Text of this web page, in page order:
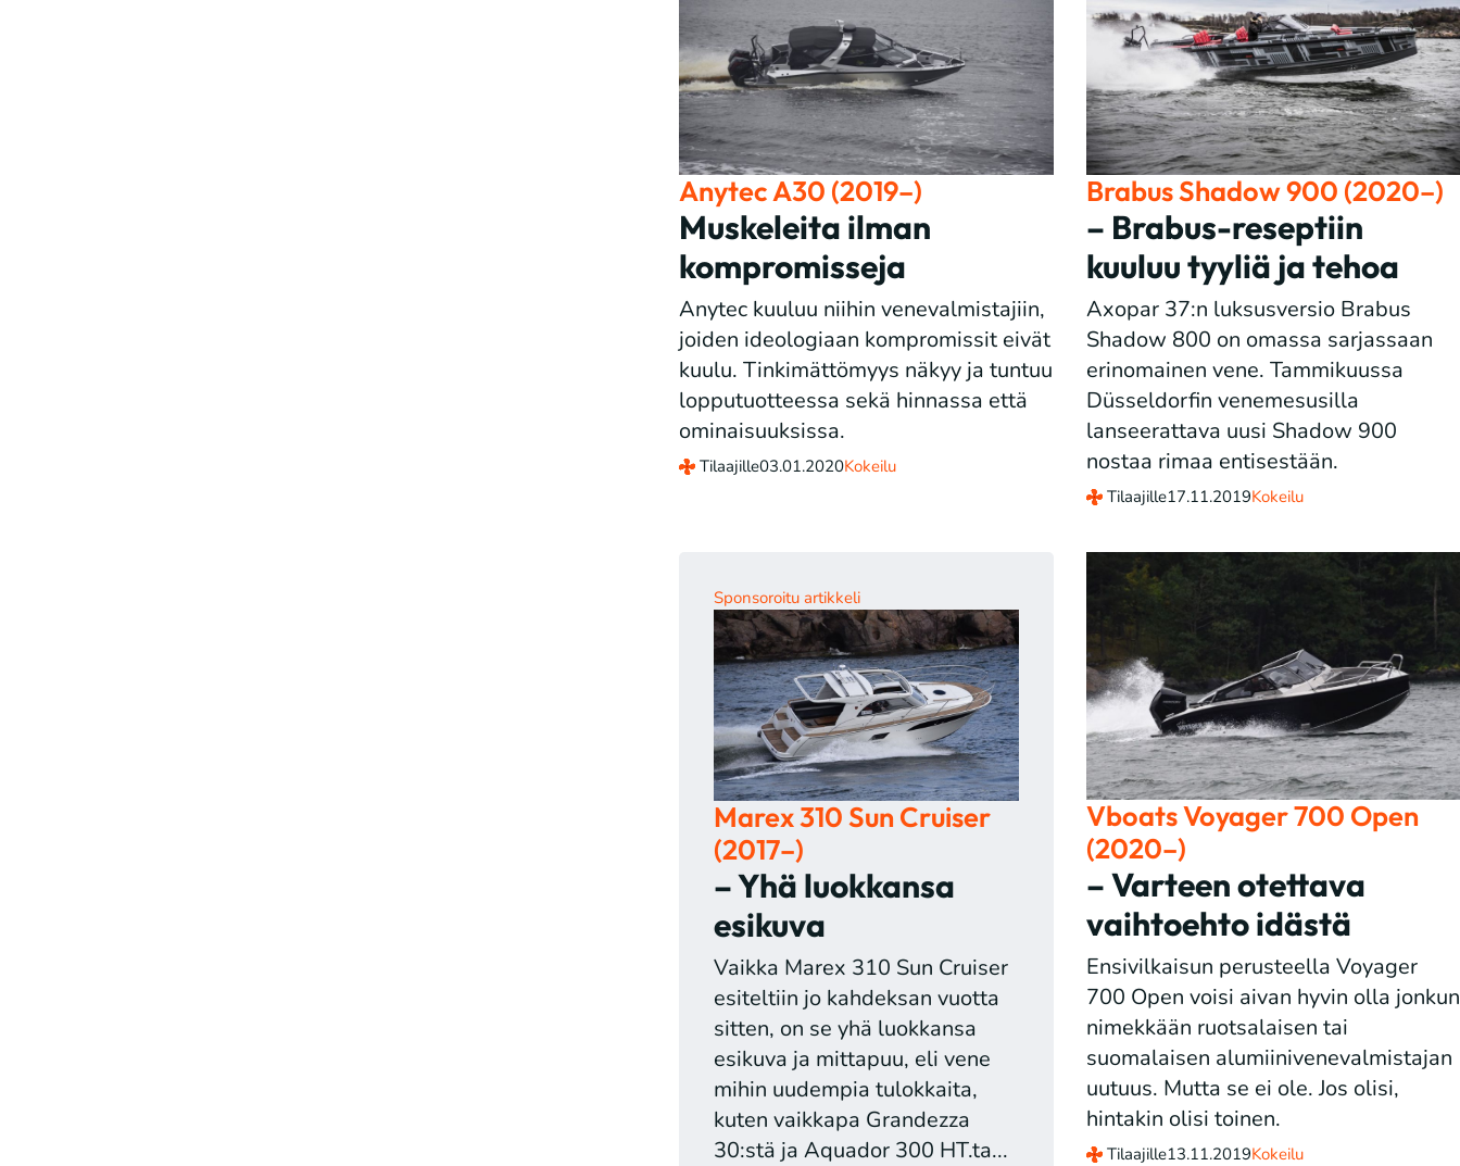
Anytec A30 (2019–)
Muskeleita ilman
kompromisseja
Anytec kuuluu niihin venevalmistajiin,
joiden ideologiaan kompromissit eivät
kuulu. Tinkimättömyys näkyy ja tuntuu
lopputuotteessa sekä hinnassa että
ominaisuuksissa.
Tilaajille03.01.2020Kokeilu
Brabus Shadow 900 (2020–)
– Brabus-reseptiin
kuuluu tyyliä ja tehoa
Axopar 37:n luksusversio Brabus
Shadow 800 on omassa sarjassaan
erinomainen vene. Tammikuussa
Düsseldorfin venemesusilla
lanseerattava uusi Shadow 900
nostaa rimaa entisestään.
Tilaajille17.11.2019Kokeilu
Sponsoroitu artikkeli
Marex 310 Sun Cruiser
(2017–)
– Yhä luokkansa
esikuva
Vaikka Marex 310 Sun Cruiser
esiteltiin jo kahdeksan vuotta
sitten, on se yhä luokkansa
esikuva ja mittapuu, eli vene
mihin uudempia tulokkaita,
kuten vaikkapa Grandezza
30:stä ja Aquador 300 HT.ta...
Vboats Voyager 700 Open
(2020–)
– Varteen otettava
vaihtoehto idästä
Ensivilkaisun perusteella Voyager
700 Open voisi aivan hyvin olla jonkun
nimekkään ruotsalaisen tai
suomalaisen alumiinivenevalmistajan
uutuus. Mutta se ei ole. Jos olisi,
hintakin olisi toinen.
Tilaajille13.11.2019Kokeilu